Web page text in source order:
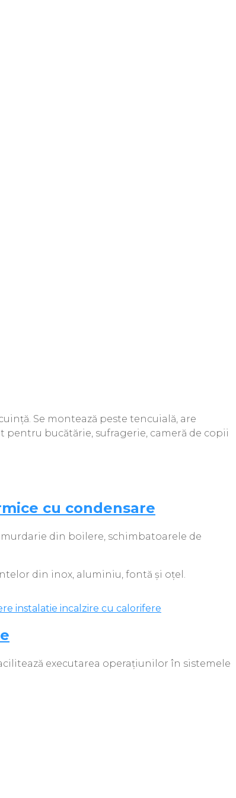
Se montează peste tencuială, are
pentru bucătărie, sufragerie, cameră de copii
cu condensare
din boilere, schimbatoarele de
din inox, aluminiu, fontă şi oțel.
executarea operațiunilor în sistemele